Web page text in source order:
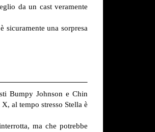
da un cast veramente
una sorpresa
Bumpy Johnson e Chin
al tempo stresso Stella è
ma che potrebbe